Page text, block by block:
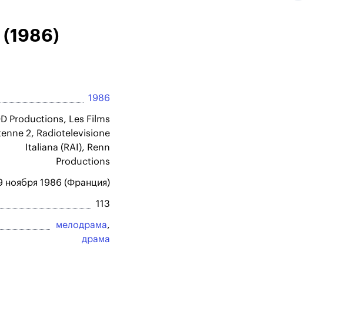
(1986)
1986
Productions, Les Films
2, Radiotelevisione
Italiana (RAI), Renn
Productions
ноября 1986 (Франция)
113
мелодрама,
драма